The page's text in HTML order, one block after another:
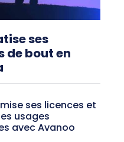
ses
de bout en
ses licences et
usages
avec Avanoo